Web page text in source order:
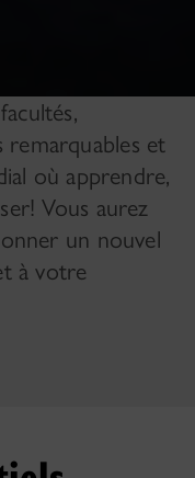
remarquables et
où apprendre,
Vous aurez
un nouvel
à votre